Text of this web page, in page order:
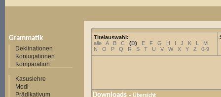
Grammatik
Deklinationen
Konjugationen
Komparation
Kasuslehre
Modi
Prädikativum
Titelauswahl:
alle
A B C (D) E F G H I J K L
M
N
O P Q R S T U V W X Y Z 0-9
Downloads » Übersicht